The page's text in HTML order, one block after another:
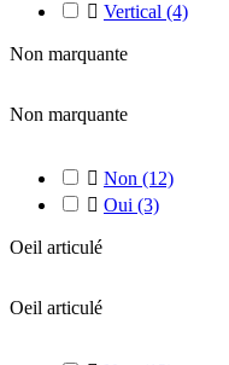
 Vertical (4)
Non marquante
Non marquante
 Non (12)
 Oui (3)
Oeil articulé
Oeil articulé